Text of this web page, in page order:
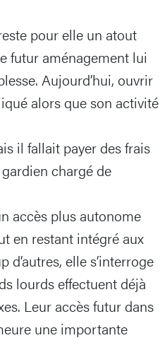
pour elle un atout
futur aménagement lui
Aujourd’hui, ouvrir
alors que son activité
il fallait payer des frais
chargé de
accès plus autonome
en restant intégré aux
d’autres, elle s’interroge
lourds effectuent déjà
Leur accès futur dans
une importante